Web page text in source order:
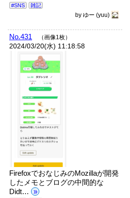
#SNS 雑記
byゆー(yuu)
No.431 （画像1枚）
2024/03/20(水) 11:18:58
FirefoxでおなじみのMozillaが開発
したメモとブログの中間的な
Didt… »